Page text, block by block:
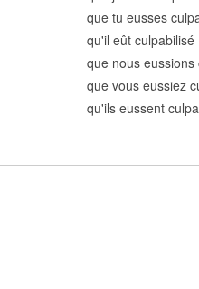
que tu eusses
qu'il eût culpabilisé
que nous eussions
que vous eussiez
qu'ils eussent